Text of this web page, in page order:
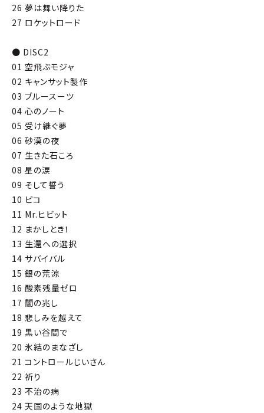
26 夢は舞い降りた
27 ロケットロード
● DISC2
01 空飛ぶモジャ
02 キャンサット製作
03 ブルースーツ
04 心のノート
05 受け継ぐ夢
06 砂漠の夜
07 生きた石ころ
08 星の涙
09 そして誓う
10 ピコ
11 Mr.ヒビット
12 まかしとき！
13 生還への選択
14 サバイバル
15 銀の荒涼
16 酸素残量ゼロ
17 闇の兆し
18 悲しみを越えて
19 黒い谷間で
20 氷結のまなざし
21 コントロールじいさん
22 祈り
23 不治の病
24 天国のような地獄